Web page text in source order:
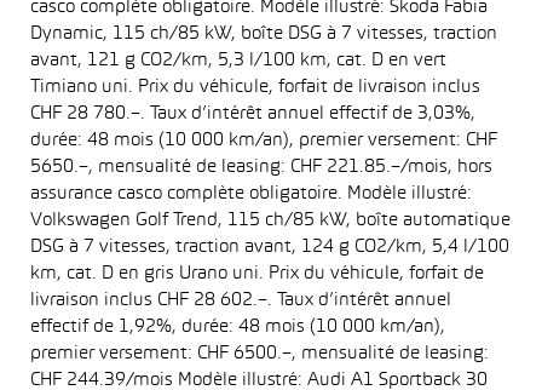
casco complète obligatoire. Modèle illustré: Skoda Fabia
Dynamic, 115 ch/85 kW, boîte DSG à 7 vitesses, traction
avant, 121 g CO2/km, 5,3 l/100 km, cat. D en vert
Timiano uni. Prix du véhicule, forfait de livraison inclus
CHF 28 780.–. Taux d’intérêt annuel effectif de 3,03%,
durée: 48 mois (10 000 km/an), premier versement: CHF
5650.–, mensualité de leasing: CHF 221.85.–/mois, hors
assurance casco complète obligatoire. Modèle illustré:
Volkswagen Golf Trend, 115 ch/85 kW, boîte automatique
DSG à 7 vitesses, traction avant, 124 g CO2/km, 5,4 l/100
km, cat. D en gris Urano uni. Prix du véhicule, forfait de
livraison inclus CHF 28 602.–. Taux d’intérêt annuel
effectif de 1,92%, durée: 48 mois (10 000 km/an),
premier versement: CHF 6500.–, mensualité de leasing:
CHF 244.39/mois Modèle illustré: Audi A1 Sportback 30